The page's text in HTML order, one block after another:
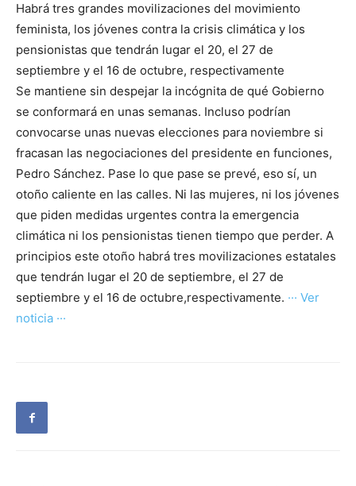
Habrá tres grandes movilizaciones del movimiento
feminista, los jóvenes contra la crisis climática y los
pensionistas que tendrán lugar el 20, el 27 de
septiembre y el 16 de octubre, respectivamente
Se mantiene sin despejar la incógnita de qué Gobierno
se conformará en unas semanas. Incluso podrían
convocarse unas nuevas elecciones para noviembre si
fracasan las negociaciones del presidente en funciones,
Pedro Sánchez. Pase lo que pase se prevé, eso sí, un
otoño caliente en las calles. Ni las mujeres, ni los jóvenes
que piden medidas urgentes contra la emergencia
climática ni los pensionistas tienen tiempo que perder. A
principios este otoño habrá tres movilizaciones estatales
que tendrán lugar el 20 de septiembre, el 27 de
septiembre y el 16 de octubre,respectivamente. ··· Ver
noticia ···